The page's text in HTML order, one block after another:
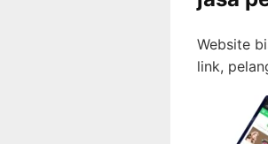
Website
link,